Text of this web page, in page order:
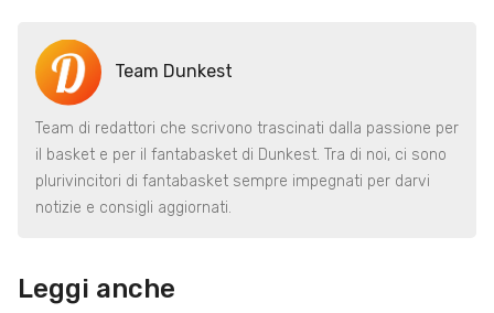
Team Dunkest
Team di redattori che scrivono trascinati dalla passione per
il basket e per il fantabasket di Dunkest. Tra di noi, ci sono
plurivincitori di fantabasket sempre impegnati per darvi
notizie e consigli aggiornati.
Leggi anche